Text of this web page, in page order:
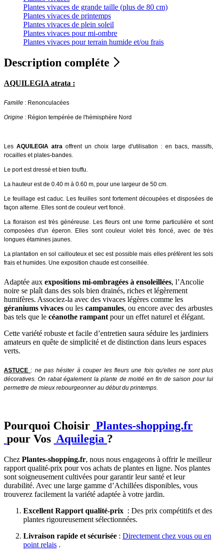
Plantes vivaces de grande taille (plus de 80 cm)
Plantes vivaces de printemps
Plantes vivaces de plein soleil
Plantes vivaces pour mi-ombre
Plantes vivaces pour terrain humide et/ou frais
Description compléte
AQUILEGIA atrata :
Famille : Renonculacées
Origine : Région tempérée de l'hémisphère Nord
Les AQUILEGIA atraoffrent un choix large d'utilisation : en bacs, massifs,
rocailles et plates-bandes.
Le port est dressé et bien touffu.
La hauteur est de 0.40 m à 0.60 m, pour une largeur de 50 cm.
Le feuillage est caduc. Les feuilles sont fortement découpées et disposées de
façon alterne. Elles sont de couleur vert foncé.
La floraison est très généreuse. Les fleurs ont une forme particulière et sont
composées d'un éperon. Elles sont couleur violet très foncé, avec de très
longues étamines jaunes.
La plantation en sol caillouteux et sec est possible mais elles préfèrent les sols
frais et humides. Une exposition chaude est conseillée.
Adaptée aux expositions mi-ombragées à ensoleillées, l’Ancolie
noire se plaît dans des sols bien drainés, riches et légèrement
humifères. Associez-la avec des vivaces légères comme les
géraniums vivaces ou les campanules, ou encore avec des arbustes
bas tels que le céanothe rampant pour un effet naturel et élégant.
Cette variété robuste et facile d’entretien saura séduire les jardiniers
amateurs en quête de simplicité et de distinction dans leurs espaces
verts.
ASTUCE : ne pas hésiter à couper les fleurs une fois qu'elles ne sont plus
décoratives. On rabat également la plante de moitié en fin de saison pour lui
permettre de mieux rebourgeonner au début du printemps.
Pourquoi Choisir Plantes-shopping.fr
pour Vos Aquilegia ?
Chez Plantes-shopping.fr, nous nous engageons à offrir le meilleur
rapport qualité-prix pour vos achats de plantes en ligne. Nos plantes
sont soigneusement cultivées pour garantir leur santé et leur
durabilité. Avec une large gamme d’Achillées disponibles, vous
trouverez facilement la variété adaptée à votre jardin.
Excellent Rapport qualité-prix : Des prix compétitifs et des
plantes rigoureusement sélectionnées.
Livraison rapide et sécurisée : Directement chez vous ou en
point relais .